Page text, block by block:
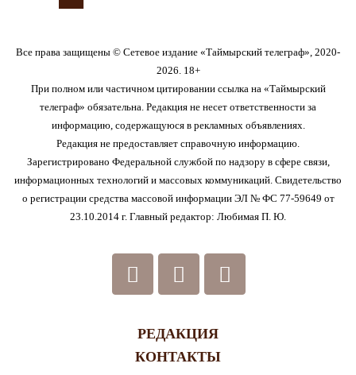
Все права защищены © Сетевое издание «Таймырский телеграф», 2020-
2026. 18+
При полном или частичном цитировании ссылка на «Таймырский
телеграф» обязательна. Редакция не несет ответственности за
информацию, содержащуюся в рекламных объявлениях.
Редакция не предоставляет справочную информацию.
Зарегистрировано Федеральной службой по надзору в сфере связи,
информационных технологий и массовых коммуникаций. Свидетельство
о регистрации средства массовой информации ЭЛ № ФС 77-59649 от
23.10.2014 г. Главный редактор: Любимая П. Ю.
РЕДАКЦИЯ
КОНТАКТЫ